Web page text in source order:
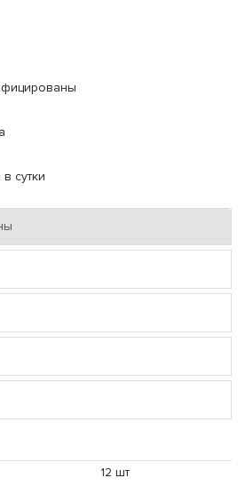
сутки
12 шт